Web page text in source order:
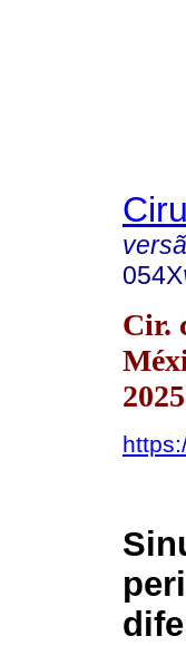
054X
Cir.
2025